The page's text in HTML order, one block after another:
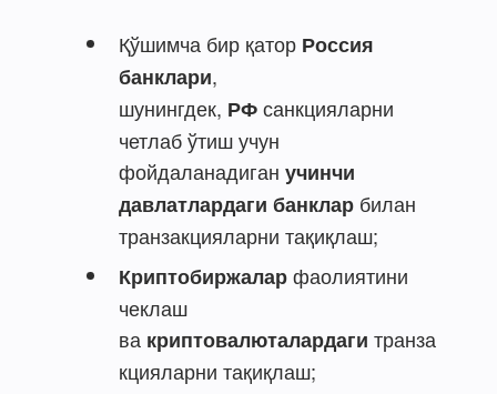
Қўшимча бир қатор Россия
банклари,
шунингдек, РФсанкцияларни
четлаб ўтиш учун
фойдаланадиган учинчи
давлатлардаги банклар билан
транзакцияларни тақиқлаш;
Криптобиржаларфаолиятини
чеклаш
ва криптовалюталардаги транза
кцияларни тақиқлаш;